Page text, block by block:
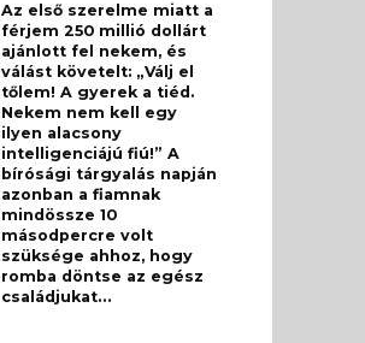
Az első szerelme miatt a
férjem 250 millió dollárt
ajánlott fel nekem, és
válást követelt: „Válj el
tőlem! A gyerek a tiéd.
Nekem nem kell egy
ilyen alacsony
intelligenciájú fiú!” A
bírósági tárgyalás napján
azonban a fiamnak
mindössze 10
másodpercre volt
szüksége ahhoz, hogy
romba döntse az egész
családjukat…